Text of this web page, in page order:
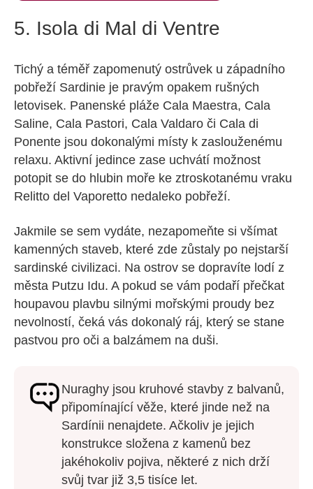
5. Isola di Mal di Ventre
Tichý a téměř zapomenutý ostrůvek u západního
pobřeží Sardinie je pravým opakem rušných
letovisek. Panenské pláže Cala Maestra, Cala
Saline, Cala Pastori, Cala Valdaro či Cala di
Ponente jsou dokonalými místy k zaslouženému
relaxu. Aktivní jedince zase uchvátí možnost
potopit se do hlubin moře ke ztroskotanému vraku
Relitto del Vaporetto nedaleko pobřeží.
Jakmile se sem vydáte, nezapomeňte si všímat
kamenných staveb, které zde zůstaly po nejstarší
sardinské civilizaci. Na ostrov se dopravíte lodí z
města Putzu Idu. A pokud se vám podaří přečkat
houpavou plavbu silnými mořskými proudy bez
nevolností, čeká vás dokonalý ráj, který se stane
pastvou pro oči a balzámem na duši.
Nuraghy jsou kruhové stavby z balvanů,
připomínající věže, které jinde než na
Sardínii nenajdete. Ačkoliv je jejich
konstrukce složena z kamenů bez
jakéhokoliv pojiva, některé z nich drží
svůj tvar již 3,5 tisíce let.